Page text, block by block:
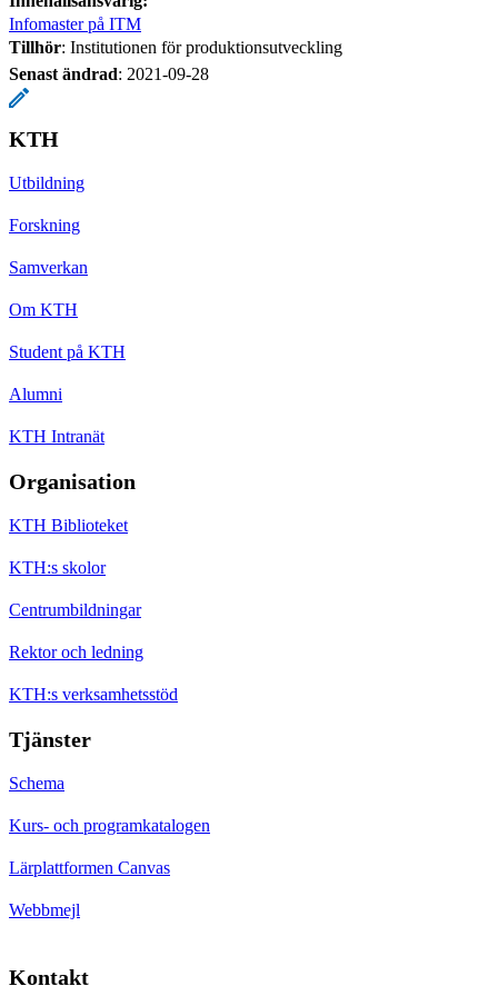
Infomaster på ITM
Tillhör: Institutionen för produktionsutveckling
Senast ändrad: 2021-09-28
KTH
Utbildning
Forskning
Samverkan
Om KTH
Student på KTH
Alumni
KTH Intranät
Organisation
KTH Biblioteket
KTH:s skolor
Centrumbildningar
Rektor och ledning
KTH:s verksamhetsstöd
Tjänster
Schema
Kurs- och programkatalogen
Lärplattformen Canvas
Webbmejl
Kontakt